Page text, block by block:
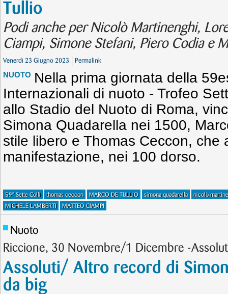
Tullio
Podi anche per Nicolò Martinenghi,
Ciampi, Simone Stefani, Piero Codia e
Venerdì 23 Giugno 2023 Permalink
NUOTO Nella prima giornata della
Internazionali di nuoto - Trofeo
allo Stadio del Nuoto di Roma,
Simona Quadarella nei 1500,
stile libero e Thomas Ceccon, che
manifestazione, nei 100 dorso.
59° Sette Colli thomas ceccon MARCO DE TULLIO simona quadarella
nicolò
MICHELE LAMBERTI
MATTEO CIAMPI
Nuoto
Riccione, 30 Novembre/1 Dicembre -
Assoluti/ Altro record di
da big